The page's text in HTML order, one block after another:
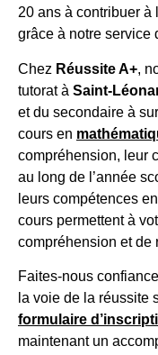
20 ans à contribuer
grâce à notre service
Chez Réussite A+,
tutoratà Saint-
et du secondaire à
cours en
compréhension, leur
au long de l’année
leurs compétences
cours permettent à
compréhension et de
Faites-nous
la voie de la réussite
formulaire
maintenant un